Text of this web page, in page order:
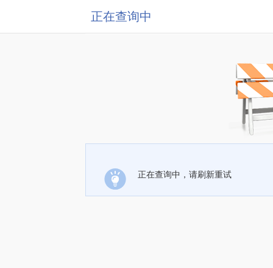
正在查询中
正在查询中，请刷新重试